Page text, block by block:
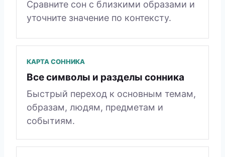
Сравните сон с близкими образами и
уточните значение по контексту.
КАРТА СОННИКА
Все символы и разделы сонника
Быстрый переход к основным темам,
образам, людям, предметам и
событиям.